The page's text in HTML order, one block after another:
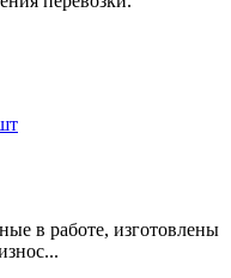
в работе, изготовлены